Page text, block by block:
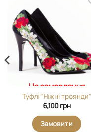
На замовлення
Туфлі “Ніжні троянди”
6,100 грн
Замовити